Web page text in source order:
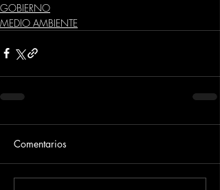
GOBIERNO
MEDIO AMBIENTE
Comentarios